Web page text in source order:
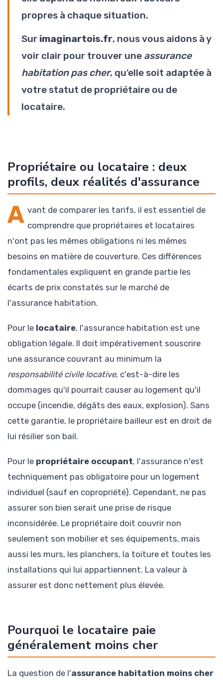
propres à chaque situation.
Sur imaginartois.fr, nous vous aidons à y
voir clair pour trouver une assurance
habitation pas cher, qu'elle soit adaptée à
votre statut de propriétaire ou de
locataire.
Propriétaire ou locataire : deux
profils, deux réalités d'assurance
A vant de comparer les tarifs, il est essentiel de
comprendre que propriétaires et locataires
n'ont pas les mêmes obligations ni les mêmes
besoins en matière de couverture. Ces différences
fondamentales expliquent en grande partie les
écarts de prix constatés sur le marché de
l'assurance habitation.
Pour le locataire, l'assurance habitation est une
obligation légale. Il doit impérativement souscrire
une assurance couvrant au minimum la
responsabilité civile locative, c'est-à-dire les
dommages qu'il pourrait causer au logement qu'il
occupe (incendie, dégâts des eaux, explosion). Sans
cette garantie, le propriétaire bailleur est en droit de
lui résilier son bail.
Pour le propriétaire occupant, l'assurance n'est
techniquement pas obligatoire pour un logement
individuel (sauf en copropriété). Cependant, ne pas
assurer son bien serait une prise de risque
inconsidérée. Le propriétaire doit couvrir non
seulement son mobilier et ses équipements, mais
aussi les murs, les planchers, la toiture et toutes les
installations qui lui appartiennent. La valeur à
assurer est donc nettement plus élevée.
Pourquoi le locataire paie
généralement moins cher
La question de l'assurance habitation moins cher